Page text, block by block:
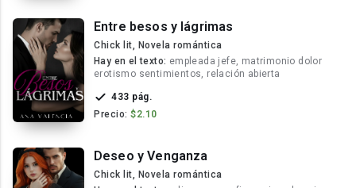
Entre besos y lágrimas
Chick lit, Novela romántica
Hay en el texto: empleada jefe, matrimonio dolor
erotismo sentimientos, relación abierta
433 pág.
Precio: $2.10
Deseo y Venganza
Chick lit, Novela romántica